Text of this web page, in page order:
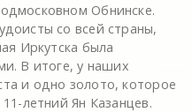
Обнинске.
со всей страны,
Иркутска была
В итоге, у наших
и одно золото, которое
летний Ян Казанцев.